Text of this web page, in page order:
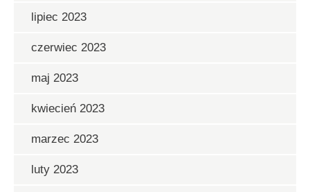
lipiec 2023
czerwiec 2023
maj 2023
kwiecień 2023
marzec 2023
luty 2023